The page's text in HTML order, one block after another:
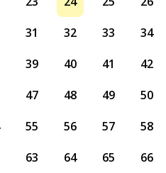
31 32 33
34
39 40 41
42
47 48 49
50
55 56 57
58
63 64 65
66